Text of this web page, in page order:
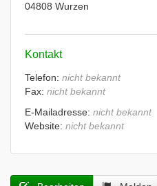
04808 Wurzen
Kontakt
Telefon: nicht bekannt
Fax: nicht bekannt
E-Mailadresse: nicht bekannt
Website: nicht bekannt